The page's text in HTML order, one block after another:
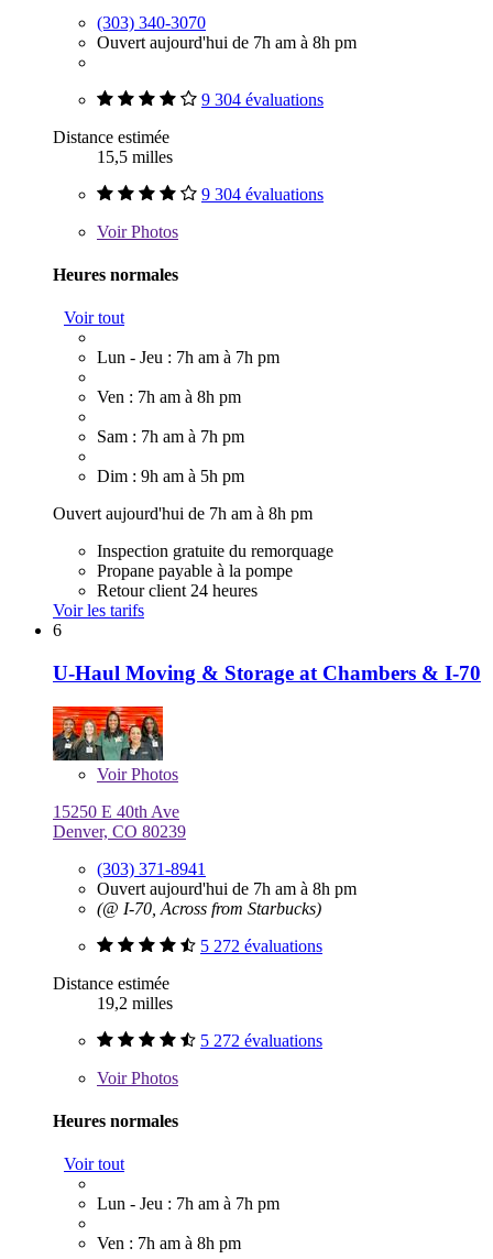
(303) 340-3070
Ouvert aujourd'hui de 7h am à 8h pm
9 304 évaluations
Distance estimée
15,5 milles
9 304 évaluations
VoirPhotos
Heures normales
Voir tout
Lun - Jeu : 7h am à 7h pm
Ven : 7h am à 8h pm
Sam : 7h am à 7h pm
Dim : 9h am à 5h pm
Ouvert aujourd'hui de 7h am à 8h pm
Inspection gratuite du remorquage
Propane payable à la pompe
Retour client 24 heures
Voir les tarifs
6
U-Haul Moving & Storage at Chambers & I-70
VoirPhotos
15250 E 40th Ave
Denver, CO 80239
(303) 371-8941
Ouvert aujourd'hui de 7h am à 8h pm
(@ I-70, Across from Starbucks)
5 272 évaluations
Distance estimée
19,2 milles
5 272 évaluations
VoirPhotos
Heures normales
Voir tout
Lun - Jeu : 7h am à 7h pm
Ven : 7h am à 8h pm